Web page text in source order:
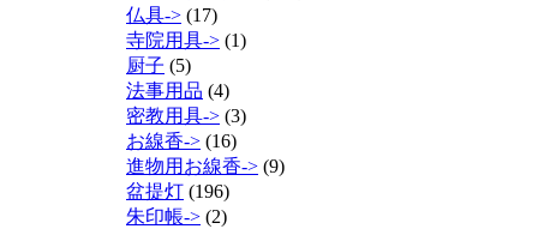
仏具-> (17)
寺院用具-> (1)
厨子 (5)
法事用品 (4)
密教用具-> (3)
お線香-> (16)
進物用お線香-> (9)
盆提灯 (196)
朱印帳-> (2)